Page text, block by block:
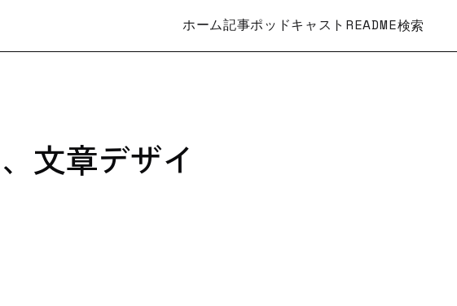
ホーム記事ポッドキャスト README検索
文章デザイ